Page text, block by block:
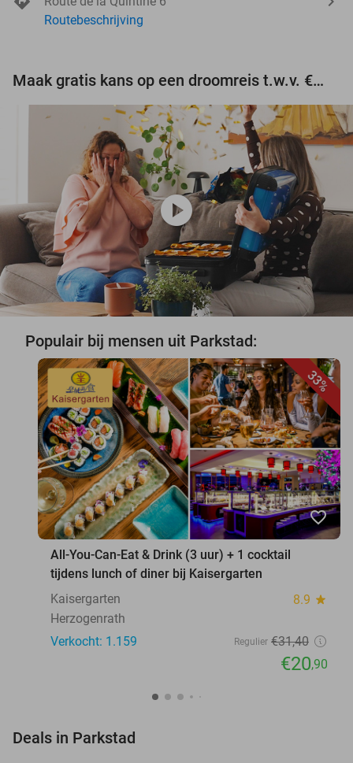
Routebeschrijving
Maak gratis kans op een droomreis t.w.v. €3.000!
play_circle
Populair bij mensen uit Parkstad:
33%
favorite_border
All-You-Can-Eat & Drink (3 uur) + 1 cocktail
tijdens lunch of diner bij Kaisergarten
Kaisergarten
8.9 star
Herzogenrath
Verkocht: 1.159
Regulier €31,40
€20,90
Deals in Parkstad